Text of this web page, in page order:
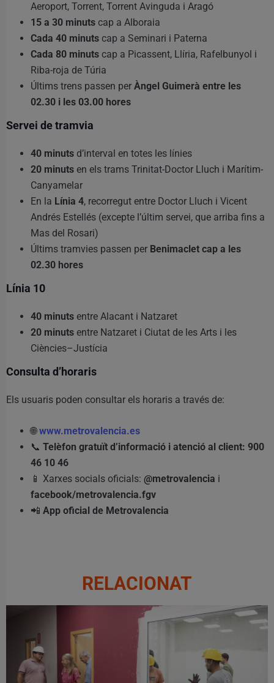
Aeroport, Torrent, Torrent Avinguda i Aragó
15 a 30 minuts cap a Alboraia
Cada 40 minuts cap a Seminari i Paterna
Cada 80 minuts cap a Picassent, Llíria, Rafelbunyol i
Riba-roja de Túria
Últims trens passen per Àngel Guimerà entre les
02.30 i les 03.00 hores
Servei de tramvia
40 minuts d’interval en totes les línies
20 minuts en els trams Trinitat-Doctor Lluch i Marítim-
Canyamelar
En la Línia 4, recorregut entre Doctor Lluch i Vicent
Andrés Estellés (excepte l’últim servei, que arriba fins a
Mas del Rosari)
Últims tramvies passen per Benimaclet cap a les
02.30 hores
Línia 10
40 minuts entre Alacant i Natzaret
20 minuts entre Natzaret i Ciutat de les Arts i les
Ciències–Justícia
Consulta d’horaris
Els usuaris poden consultar els horaris a través de:
🌐www.metrovalencia.es
📞 Telèfon gratuït d’informació i atenció al client: 900
46 10 46
📱 Xarxes socials oficials: @metrovalencia i
facebook/metrovalencia.fgv
📲 App oficial de Metrovalencia
RELACIONAT